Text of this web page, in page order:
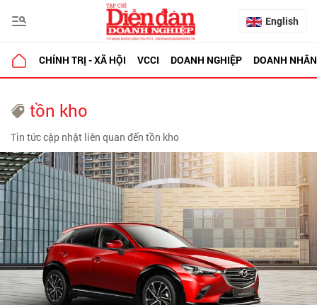
English
CHÍNH TRỊ - XÃ HỘI VCCI DOANH NGHIỆP DOANH NHÂN
tồn kho
Tin tức cập nhật liên quan đến tồn kho